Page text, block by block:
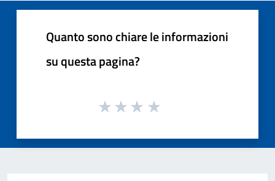
Quanto sono chiare le informazioni
su questa pagina?